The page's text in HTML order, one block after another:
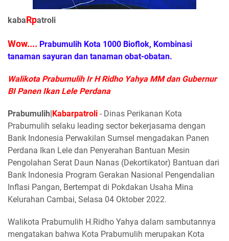
kabaRpatroli
Wow.... Prabumulih Kota 1000 Bioflok, Kombinasi
tanaman sayuran dan tanaman obat-obatan.
Walikota Prabumulih Ir H Ridho Yahya MM dan Gubernur
BI Panen Ikan Lele Perdana
Prabumulih|Kabarpatroli - Dinas Perikanan Kota
Prabumulih selaku leading sector bekerjasama dengan
Bank Indonesia Perwakilan Sumsel mengadakan Panen
Perdana Ikan Lele dan Penyerahan Bantuan Mesin
Pengolahan Serat Daun Nanas (Dekortikator) Bantuan dari
Bank Indonesia Program Gerakan Nasional Pengendalian
Inflasi Pangan, Bertempat di Pokdakan Usaha Mina
Kelurahan Cambai, Selasa 04 Oktober 2022.
Walikota Prabumulih H.Ridho Yahya dalam sambutannya
mengatakan bahwa Kota Prabumulih merupakan Kota